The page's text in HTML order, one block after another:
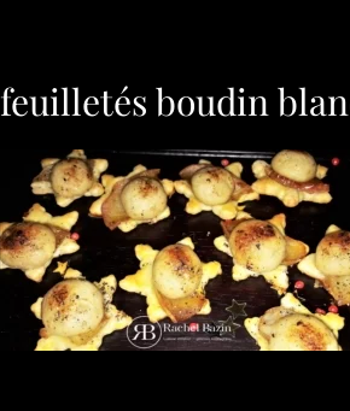
feuilletés boudin